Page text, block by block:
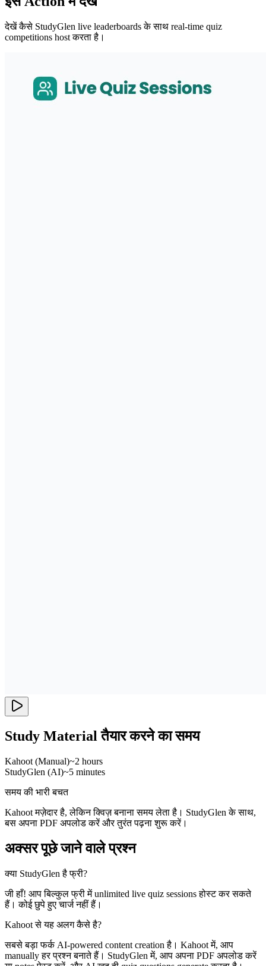
देखें कैसे StudyGlen live leaderboards के साथ real-time quiz
competitions host करता है।
Study Material तैयार करने का समय
Kahoot (Manual)~2 hours
StudyGlen (AI)~5 minutes
समय की भारी बचत
Kahoot मज़ेदार है, लेकिन क्विज़ बनाना समय लेता है। StudyGlen के साथ,
बस अपना PDF अपलोड करें और तुरंत पढ़ना शुरू करें।
अक्सर पूछे जाने वाले प्रश्न
क्या StudyGlen है फ्री?
जी हाँ! आप बिल्कुल फ्री में unlimited live quiz sessions होस्ट कर सकते
हैं। कोई छुपे हुए चार्ज नहीं हैं।
Kahoot से यह अलग कैसे है?
सबसे बड़ा फर्क AI-powered content creation है। Kahoot में, आप
manually हर प्रश्न बनाते हैं। StudyGlen में, आप अपना PDF अपलोड करें